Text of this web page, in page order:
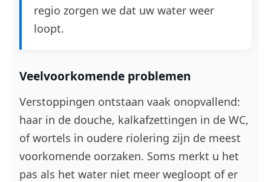
regio zorgen we dat uw water weer
loopt.
Veelvoorkomende problemen
Verstoppingen ontstaan vaak onopvallend:
haar in de douche, kalkafzettingen in de WC,
of wortels in oudere riolering zijn de meest
voorkomende oorzaken. Soms merkt u het
pas als het water niet meer wegloopt of er